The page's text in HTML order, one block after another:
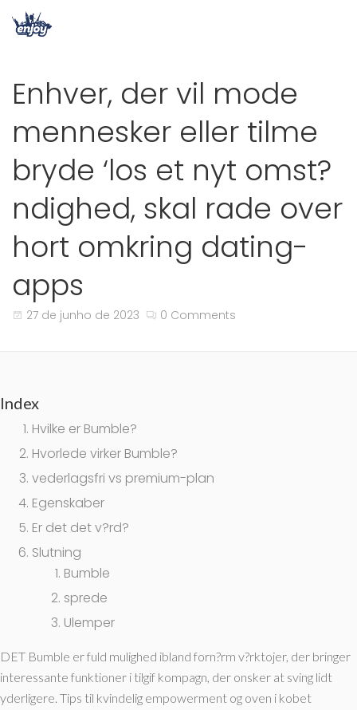
Enhver, der vil mode
mennesker eller tilme
bryde ‘los et nyt omst?
ndighed, skal rade over
hort omkring dating-
apps
27 de junho de 2023 0 Comments
Index
Hvilke er Bumble?
Hvorlede virker Bumble?
vederlagsfri vs premium-plan
Egenskaber
Er det det v?rd?
Slutning
Bumble
sprede
Ulemper
DET Bumble er fuld mulighed ibland forn?rm v?rktojer, der bringer
interessante funktioner i tilgif kompagn, der onsker at sving lidt
yderligere. Tips til kvindelig empowerment og oven i kobet